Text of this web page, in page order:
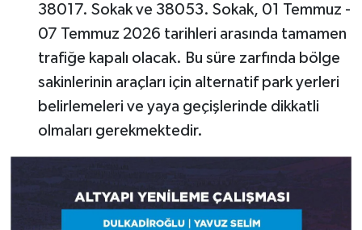
38017. Sokak ve 38053. Sokak, 01 Temmuz -
07 Temmuz 2026 tarihleri arasında tamamen
trafiğe kapalı olacak. Bu süre zarfında bölge
sakinlerinin araçları için alternatif park yerleri
belirlemeleri ve yaya geçişlerinde dikkatli
olmaları gerekmektedir.